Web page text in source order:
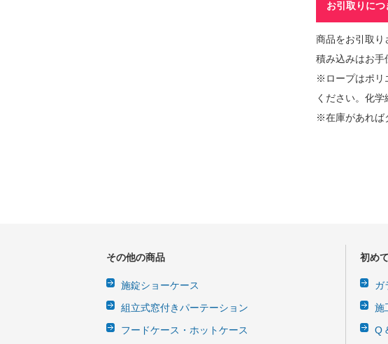
お引取りにつ
商品をお引取り
積み込みはお手
※ロープはポリ
ください。化学
※在庫があれば
その他の商品
施錠ショーケース
組立式窓付きパーテーション
フードケース・ホットケース
初め
ガ
施
Q